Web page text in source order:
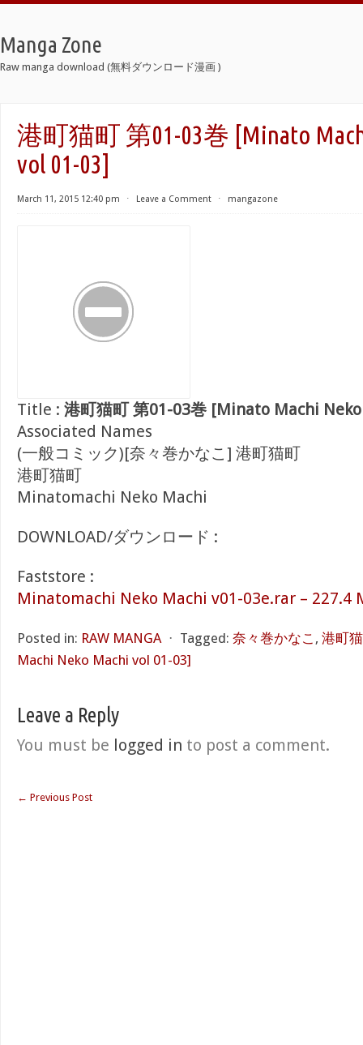
Manga Zone
Raw manga download (無料ダウンロード漫画 )
港町猫町 第01-03巻 [Minato
vol 01-03]
March 11, 2015 12:40 pm ⋅ Leave a Comment ⋅ mangazone
Title : 港町猫町 第01-03巻 [Minato Machi
Associated Names
(一般コミック)[奈々巻かなこ] 港町猫町
港町猫町
Minatomachi Neko Machi
DOWNLOAD/ダウンロード :
Faststore :
Minatomachi Neko Machi v01-03e.rar – 227.4
Posted in: RAW MANGA ⋅ Tagged: 奈々巻かなこ , 港町
Machi Neko Machi vol 01-03]
Leave a Reply
You must be logged in to post a comment.
← Previous Post